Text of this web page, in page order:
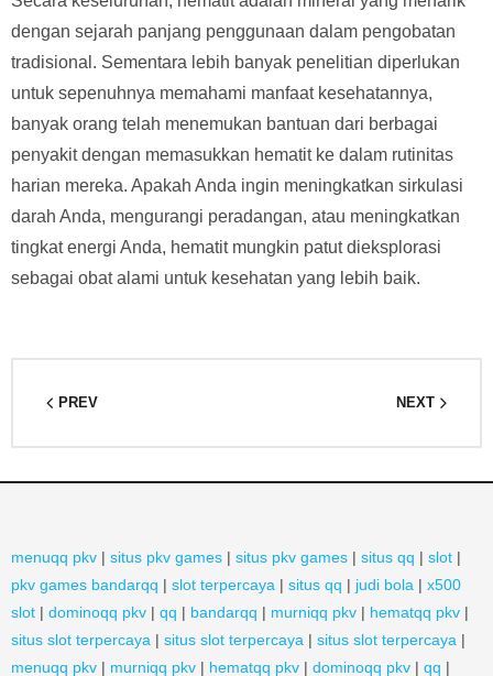
dengan sejarah panjang penggunaan dalam pengobatan
tradisional. Sementara lebih banyak penelitian diperlukan
untuk sepenuhnya memahami manfaat kesehatannya,
banyak orang telah menemukan bantuan dari berbagai
penyakit dengan memasukkan hematit ke dalam rutinitas
harian mereka. Apakah Anda ingin meningkatkan sirkulasi
darah Anda, mengurangi peradangan, atau meningkatkan
tingkat energi Anda, hematit mungkin patut dieksplorasi
sebagai obat alami untuk kesehatan yang lebih baik.
PREV NEXT
menuqq pkv | situs pkv games | situs pkv games | situs qq | slot |
pkv games bandarqq | slot terpercaya | situs qq | judi bola | x500
slot | dominoqq pkv | qq | bandarqq | murniqq pkv | hematqq pkv |
situs slot terpercaya | situs slot terpercaya | situs slot terpercaya |
menuqq pkv | murniqq pkv | hematqq pkv | dominoqq pkv | qq |